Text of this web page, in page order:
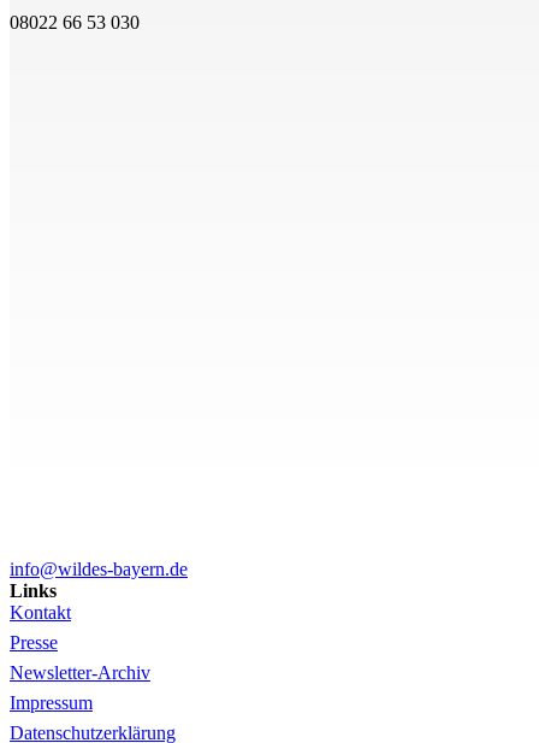
08022 66 53 030
info@wildes-bayern.de
Links
Kontakt
Presse
Newsletter-Archiv
Impressum
Datenschutzerklärung